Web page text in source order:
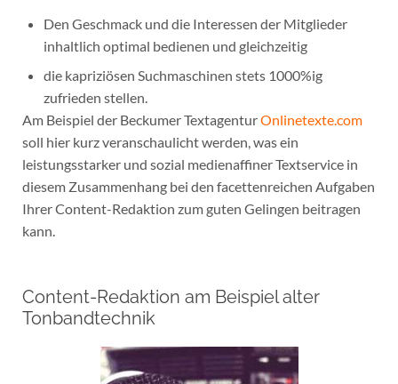
Den Geschmack und die Interessen der Mitglieder
inhaltlich optimal bedienen und gleichzeitig
die kapriziösen Suchmaschinen stets 1000%ig
zufrieden stellen.
Am Beispiel der Beckumer TextagenturOnlinetexte.com
soll hier kurz veranschaulicht werden, was ein
leistungsstarker und sozial medienaffiner Textservice in
diesem Zusammenhang bei den facettenreichen Aufgaben
Ihrer Content-Redaktion zum guten Gelingen beitragen
kann.
Content-Redaktion am Beispiel alter
Tonbandtechnik